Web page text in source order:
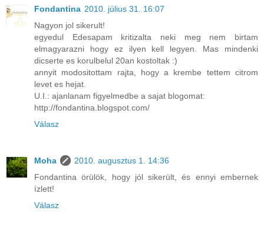
Fondantina 2010. július 31. 16:07
Nagyon jol sikerult!
egyedul Edesapam kritizalta neki meg nem birtam
elmagyarazni hogy ez ilyen kell legyen. Mas mindenki
dicserte es korulbelul 20an kostoltak :)
annyit modositottam rajta, hogy a krembe tettem citrom
levet es hejat.
U.I.: ajanlanam figyelmedbe a sajat blogomat:
http://fondantina.blogspot.com/
Válasz
Moha
2010. augusztus 1. 14:36
Fondantina örülök, hogy jól sikerült, és ennyi embernek
ízlett!
Válasz